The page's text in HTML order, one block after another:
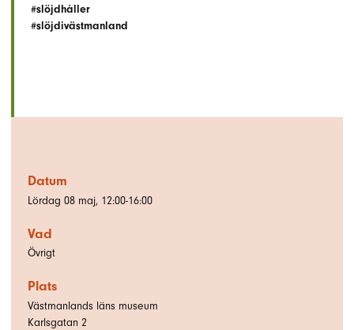
#slöjdhåller
#slöjdivästmanland
Datum
Lördag 08 maj, 12:00-16:00
Vad
Övrigt
Plats
Västmanlands läns museum
Karlsgatan 2